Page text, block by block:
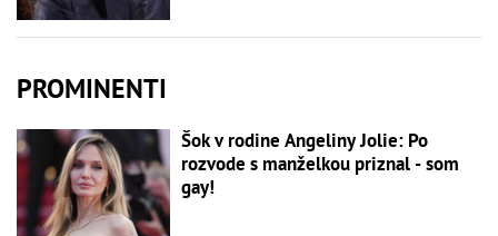
PROMINENTI
Šok v rodine Angeliny Jolie: Po
rozvode s manželkou priznal - som
gay!